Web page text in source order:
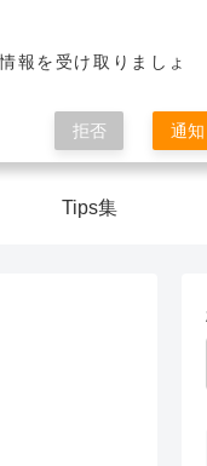
！
教室
Tips集
報を受け取りましょ
拒否 通知